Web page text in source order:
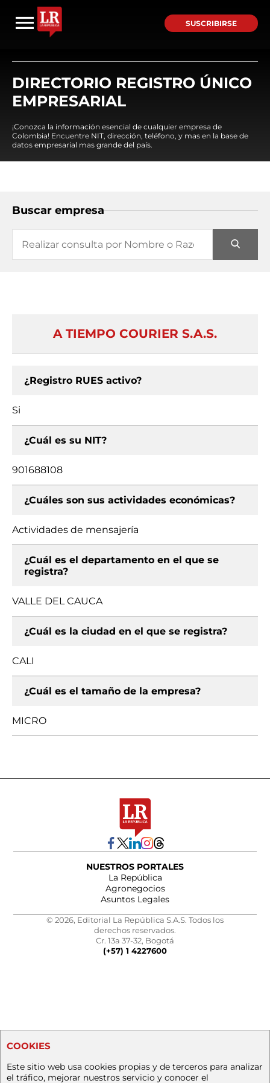
SUSCRIBIRSE
DIRECTORIO REGISTRO ÚNICO
EMPRESARIAL
¡Conozca la información esencial de cualquier empresa de
Colombia! Encuentre NIT, dirección, teléfono, y mas en la base de
datos empresarial mas grande del país.
Buscar empresa
A TIEMPO COURIER S.A.S.
¿Registro RUES activo?
Si
¿Cuál es su NIT?
901688108
¿Cuáles son sus actividades económicas?
Actividades de mensajería
¿Cuál es el departamento en el que se
registra?
VALLE DEL CAUCA
¿Cuál es la ciudad en el que se registra?
CALI
¿Cuál es el tamaño de la empresa?
MICRO
NUESTROS PORTALES
La República
Agronegocios
Asuntos Legales
© 2026, Editorial La República S.A.S. Todos los
derechos reservados.
Cr. 13a 37-32, Bogotá
(+57) 1 4227600
COOKIES
Este sitio web usa cookies propias y de terceros para analizar
el tráfico, mejorar nuestros servicio y conocer el